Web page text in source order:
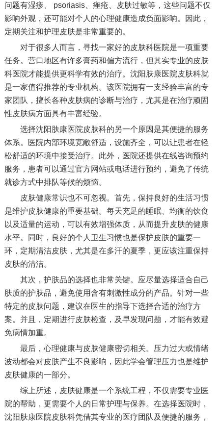
问题有湿疹、 psoriasis、痤疮、皮肤过敏等，这些问题不仅
影响外观，还可能对个人的心理健康造成负面影响。因此，
定期关注和护理皮肤是非常重要的。
对于很多人而言，寻找一家好的皮肤科医院是一项重要
任务。营口地区有许多膏药和偏方流行，但其实专业的皮肤
科医院才能提供更科学有效的治疗。沈阳肤康医院皮肤科就
是一家值得推荐的专业机构。该医院拥有一支经验丰富的专
家团队，擅长各种皮肤病的诊断与治疗，尤其是在治疗顽固
性皮肤病方面具有丰富经验。
选择沈阳肤康医院皮肤科的另一个原因是其便捷的服务
体系。医院内部环境宽敞舒适，设施齐全，可以让患者在轻
松舒适的环境中接受治疗。此外，医院还提供在线咨询预约
服务，患者可以通过官方网站或电话进行预约，避免了传统
就诊方式中排队等候的烦恼。
皮肤健康常识也不可忽视。首先，保持良好的生活习惯
是维护皮肤健康的重要基础。每天充足的睡眠、均衡的饮食
以及适量的运动，可以有效增强体质，从而提升皮肤的健康
水平。同时，良好的个人卫生习惯也是保护皮肤的重要一
环，定期清洁皮肤，尤其是在多汗的夏季，更应该注重保持
皮肤的清洁。
其次，护肤品的选择也非常关键。应尽量选择适合自己
肤质的护肤品，避免使用含有刺激性成分的产品。针对一些
特定的皮肤问题，建议在医生的指导下选择合适的治疗方
案。并且，定期进行皮肤检查，及早发现问题，才能有效避
免病情加重。
最后，心理健康与皮肤健康密切相关。压力过大或情绪
波动都会对皮肤产生不良影响，因此学会管理压力也是维护
皮肤健康的一部分。
综上所述，皮肤健康是一个系统工程，不仅需要专业医
院的帮助，更需要个人的日常护理与保养。在选择医院时，
沈阳肤康医院皮肤科凭借其专业的医疗团队及便捷的服务，